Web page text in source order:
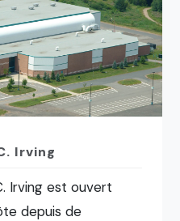
Irving
Irving est ouvert
depuis de